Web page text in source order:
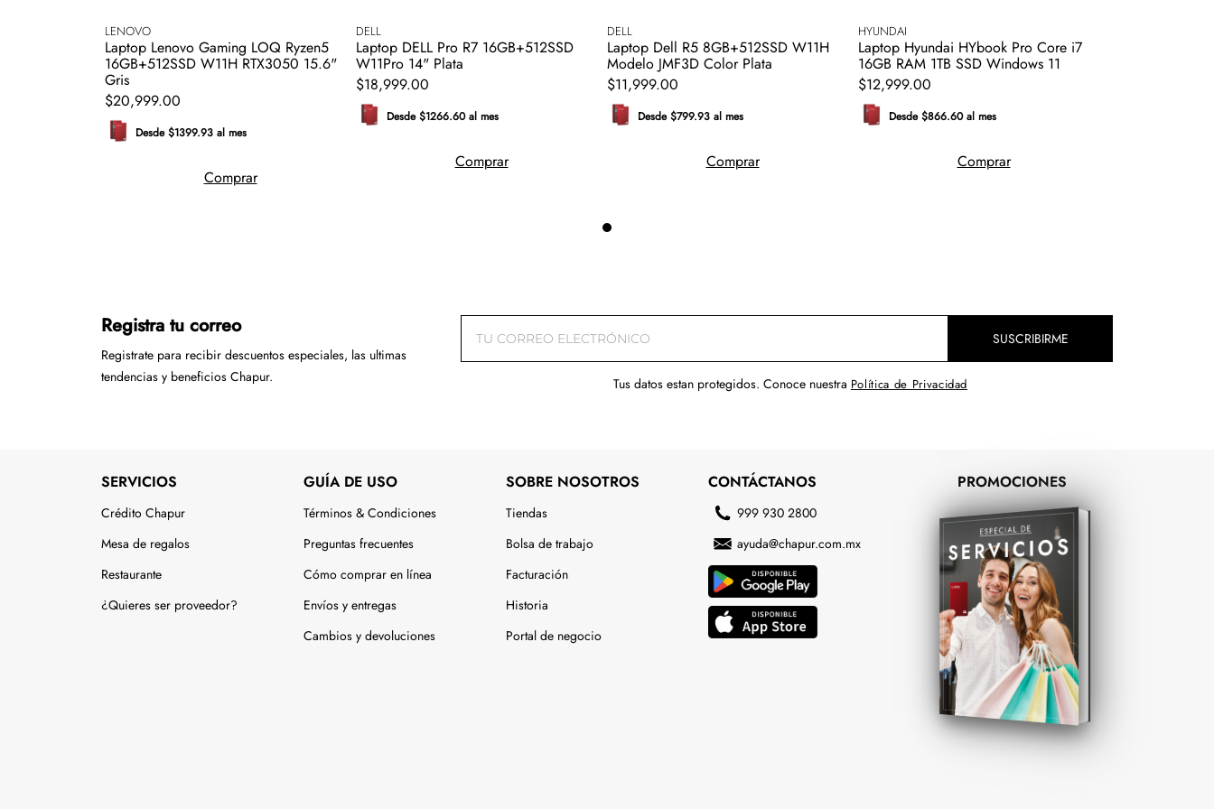
LENOVO
Laptop Lenovo Gaming LOQ Ryzen5
16GB+512SSD W11H RTX3050 15.6"
Gris
$20,999.00
Desde $1399.93 al mes
Comprar
DELL
Laptop DELL Pro R7 16GB+512SSD
W11Pro 14" Plata
$18,999.00
Desde $1266.60 al mes
Comprar
DELL
Laptop Dell R5 8GB+512SSD W11H
Modelo JMF3D Color Plata
$11,999.00
Desde $799.93 al mes
Comprar
HYUNDAI
Laptop Hyundai HYbook Pro Core i7
16GB RAM 1TB SSD Windows 11
$12,999.00
Desde $866.60 al mes
Comprar
Registra tu correo
Registrate para recibir descuentos especiales, las ultimas
tendencias y beneficios Chapur.
SUSCRIBIRME
Tus datos estan protegidos. Conoce nuestra Política de Privacidad
SERVICIOS
Crédito Chapur
Mesa de regalos
Restaurante
¿Quieres ser proveedor?
GUÍA DE USO
Términos & Condiciones
Preguntas frecuentes
Cómo comprar en línea
Envíos y entregas
Cambios y devoluciones
SOBRE NOSOTROS
Tiendas
Bolsa de trabajo
Facturación
Historia
Portal de negocio
CONTÁCTANOS
999 930 2800
ayuda@chapur.com.mx
PROMOCIONES